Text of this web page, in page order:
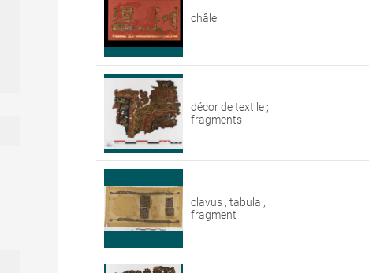
châle
décor de textile ;
fragments
clavus ; tabula ;
fragment